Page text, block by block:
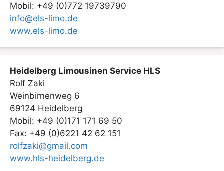
Mobil: +49 (0)772 19739790
info@els-limo.de
www.els-limo.de
Heidelberg Limousinen Service HLS
Rolf Zaki
Weinbirnenweg 6
69124 Heidelberg
Mobil: +49 (0)171 171 69 50
Fax: +49 (0)6221 42 62 151
rolfzaki@gmail.com
www.hls-heidelberg.de